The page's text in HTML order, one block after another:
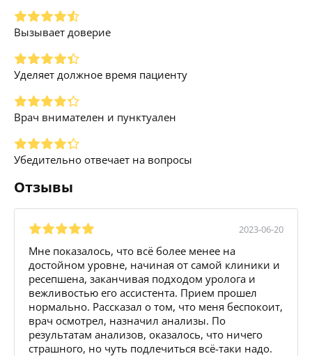
Вызывает доверие
Уделяет должное время пациенту
Врач внимателен и пунктуален
Убедительно отвечает на вопросы
Отзывы
2023-06-20
Мне показалось, что всё более менее на
достойном уровне, начиная от самой клиники и
ресепшена, заканчивая подходом уролога и
вежливостью его ассистента. Прием прошел
нормально. Рассказал о том, что меня беспокоит,
врач осмотрел, назначил анализы. По
результатам анализов, оказалось, что ничего
страшного, но чуть подлечиться всё-таки надо.